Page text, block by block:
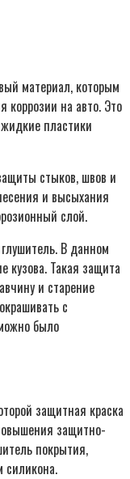
материал, которым
коррозии на авто. Это
пластики
стыков, швов и
и высыхания
слой.
В данном
кузова. Такая защита
и старение
с
было
защитная краска
защитно-
покрытия,
силикона.